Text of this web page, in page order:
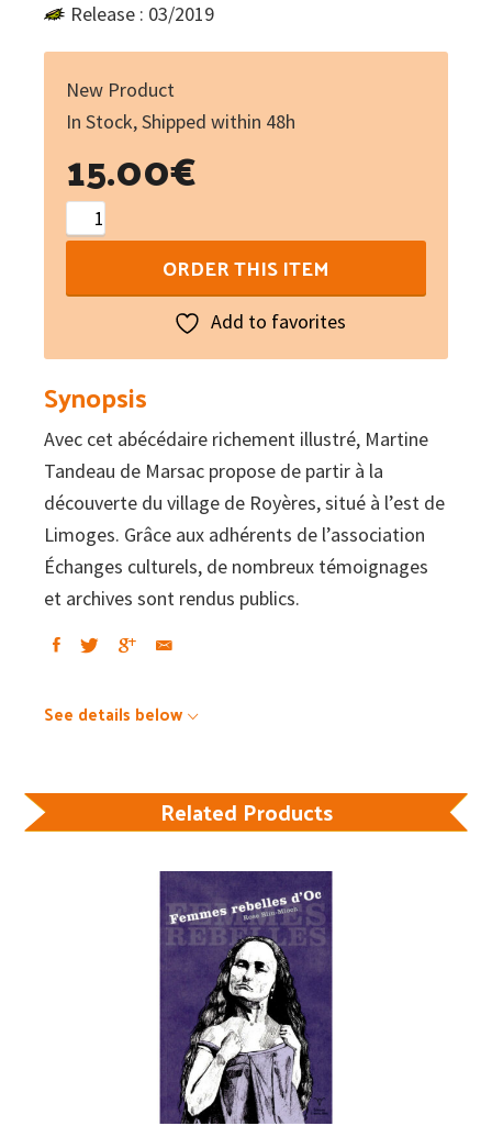
Release : 03/2019
New Product
In Stock, Shipped within 48h
15.00€
Royères
:
quantity
ORDER THIS ITEM
Add to favorites
Synopsis
Avec cet abécédaire richement illustré, Martine
Tandeau de Marsac propose de partir à la
découverte du village de Royères, situé à l’est de
Limoges. Grâce aux adhérents de l’association
Échanges culturels, de nombreux témoignages
et archives sont rendus publics.
See details below
Related Products